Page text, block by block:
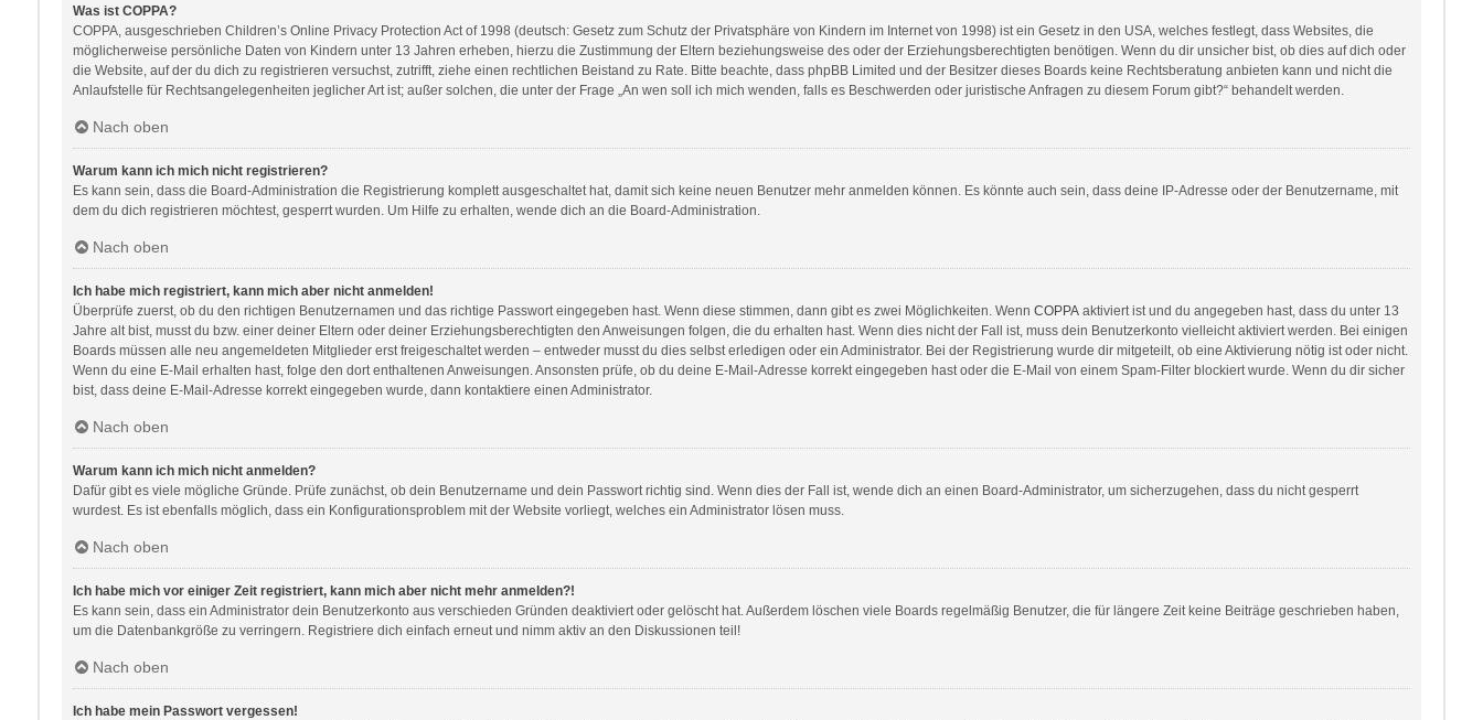
Was ist COPPA?
COPPA, ausgeschrieben Children’s Online Privacy Protection Act of 1998 (deutsch: Gesetz zum Schutz der Privatsphäre von Kindern im Internet von 1998) ist ein Gesetz in den USA, welches festlegt, dass Websites, die
möglicherweise persönliche Daten von Kindern unter 13 Jahren erheben, hierzu die Zustimmung der Eltern beziehungsweise des oder der Erziehungsberechtigten benötigen. Wenn du dir unsicher bist, ob dies auf dich oder
die Website, auf der du dich zu registrieren versuchst, zutrifft, ziehe einen rechtlichen Beistand zu Rate. Bitte beachte, dass phpBB Limited und der Besitzer dieses Boards keine Rechtsberatung anbieten kann und nicht die
Anlaufstelle für Rechtsangelegenheiten jeglicher Art ist; außer solchen, die unter der Frage „An wen soll ich mich wenden, falls es Beschwerden oder juristische Anfragen zu diesem Forum gibt?“ behandelt werden.
Nach oben
Warum kann ich mich nicht registrieren?
Es kann sein, dass die Board-Administration die Registrierung komplett ausgeschaltet hat, damit sich keine neuen Benutzer mehr anmelden können. Es könnte auch sein, dass deine IP-Adresse oder der Benutzername, mit
dem du dich registrieren möchtest, gesperrt wurden. Um Hilfe zu erhalten, wende dich an die Board-Administration.
Nach oben
Ich habe mich registriert, kann mich aber nicht anmelden!
Überprüfe zuerst, ob du den richtigen Benutzernamen und das richtige Passwort eingegeben hast. Wenn diese stimmen, dann gibt es zwei Möglichkeiten. Wenn COPPAaktiviert ist und du angegeben hast, dass du unter 13
Jahre alt bist, musst du bzw. einer deiner Eltern oder deiner Erziehungsberechtigten den Anweisungen folgen, die du erhalten hast. Wenn dies nicht der Fall ist, muss dein Benutzerkonto vielleicht aktiviert werden. Bei einigen
Boards müssen alle neu angemeldeten Mitglieder erst freigeschaltet werden – entweder musst du dies selbst erledigen oder ein Administrator. Bei der Registrierung wurde dir mitgeteilt, ob eine Aktivierung nötig ist oder nicht.
Wenn du eine E-Mail erhalten hast, folge den dort enthaltenen Anweisungen. Ansonsten prüfe, ob du deine E-Mail-Adresse korrekt eingegeben hast oder die E-Mail von einem Spam-Filter blockiert wurde. Wenn du dir sicher
bist, dass deine E-Mail-Adresse korrekt eingegeben wurde, dann kontaktiere einen Administrator.
Nach oben
Warum kann ich mich nicht anmelden?
Dafür gibt es viele mögliche Gründe. Prüfe zunächst, ob dein Benutzername und dein Passwort richtig sind. Wenn dies der Fall ist, wende dich an einen Board-Administrator, um sicherzugehen, dass du nicht gesperrt
wurdest. Es ist ebenfalls möglich, dass ein Konfigurationsproblem mit der Website vorliegt, welches ein Administrator lösen muss.
Nach oben
Ich habe mich vor einiger Zeit registriert, kann mich aber nicht mehr anmelden?!
Es kann sein, dass ein Administrator dein Benutzerkonto aus verschieden Gründen deaktiviert oder gelöscht hat. Außerdem löschen viele Boards regelmäßig Benutzer, die für längere Zeit keine Beiträge geschrieben haben,
um die Datenbankgröße zu verringern. Registriere dich einfach erneut und nimm aktiv an den Diskussionen teil!
Nach oben
Ich habe mein Passwort vergessen!